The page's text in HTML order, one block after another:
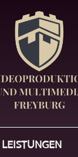
LEISTUNGEN